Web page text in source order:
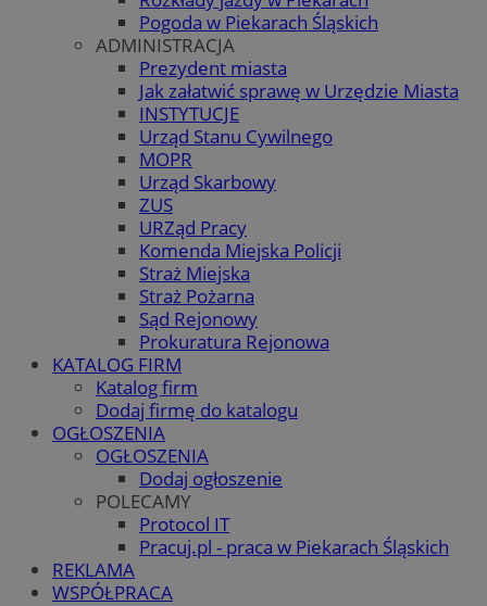
Pogoda w Piekarach Śląskich
ADMINISTRACJA
Prezydent miasta
Jak załatwić sprawę w Urzędzie Miasta
INSTYTUCJE
Urząd Stanu Cywilnego
MOPR
Urząd Skarbowy
ZUS
URZąd Pracy
Komenda Miejska Policji
Straż Miejska
Straż Pożarna
Sąd Rejonowy
Prokuratura Rejonowa
KATALOG FIRM
Katalog firm
Dodaj firmę do katalogu
OGŁOSZENIA
OGŁOSZENIA
Dodaj ogłoszenie
POLECAMY
Protocol IT
Pracuj.pl - praca w Piekarach Śląskich
REKLAMA
WSPÓŁPRACA